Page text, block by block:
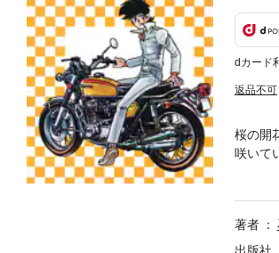
dカード
返品不可
桜の開
咲いて
いと
著者